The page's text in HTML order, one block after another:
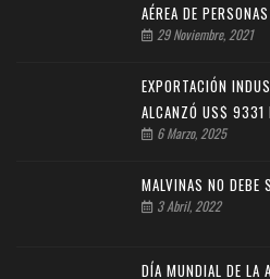
AÉREA DE
29 Noviembre, 2021
EXPORTACIÓN
ALCANZÓ US$ 9331
6 Marzo, 2025
MALVINAS NO DEBE
3 Abril, 2022
DÍA MUNDIAL DE LA